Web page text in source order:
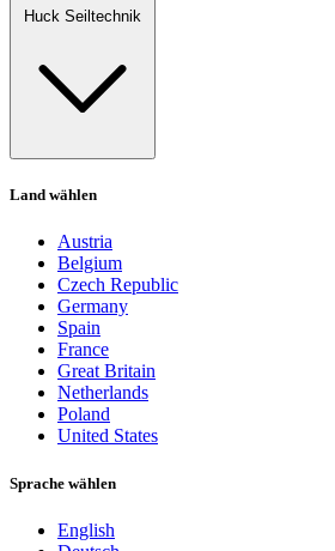
Huck Seiltechnik
Land wählen
Austria
Belgium
Czech Republic
Germany
Spain
France
Great Britain
Netherlands
Poland
United States
Sprache wählen
English